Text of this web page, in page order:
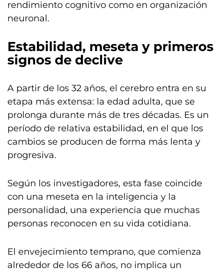
rendimiento cognitivo como en organización
neuronal.
Estabilidad, meseta y primeros
signos de declive
A partir de los 32 años, el cerebro entra en su
etapa más extensa: la edad adulta, que se
prolonga durante más de tres décadas. Es un
período de relativa estabilidad, en el que los
cambios se producen de forma más lenta y
progresiva.
Según los investigadores, esta fase coincide
con una meseta en la inteligencia y la
personalidad, una experiencia que muchas
personas reconocen en su vida cotidiana.
El envejecimiento temprano, que comienza
alrededor de los 66 años, no implica un